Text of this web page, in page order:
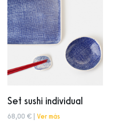
Set sushi individual
68,00 € | Ver más